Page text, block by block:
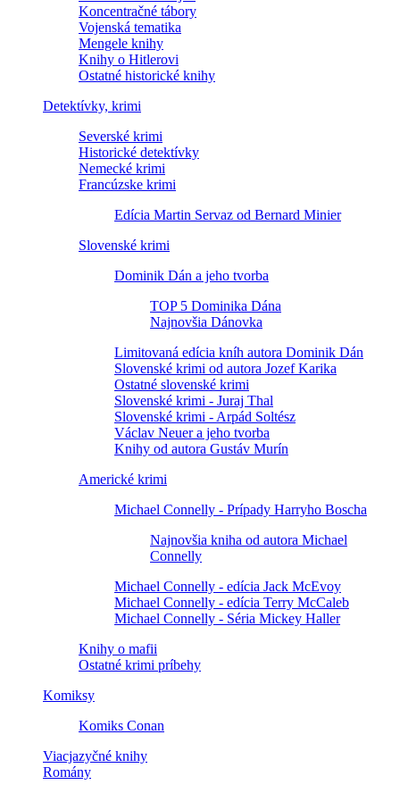
Koncentračné tábory
Vojenská tematika
Mengele knihy
Knihy o Hitlerovi
Ostatné historické knihy
Detektívky, krimi
Severské krimi
Historické detektívky
Nemecké krimi
Francúzske krimi
Edícia Martin Servaz od Bernard Minier
Slovenské krimi
Dominik Dán a jeho tvorba
TOP 5 Dominika Dána
Najnovšia Dánovka
Limitovaná edícia kníh autora Dominik Dán
Slovenské krimi od autora Jozef Karika
Ostatné slovenské krimi
Slovenské krimi - Juraj Thal
Slovenské krimi - Arpád Soltész
Václav Neuer a jeho tvorba
Knihy od autora Gustáv Murín
Americké krimi
Michael Connelly - Prípady Harryho Boscha
Najnovšia kniha od autora Michael
Connelly
Michael Connelly - edícia Jack McEvoy
Michael Connelly - edícia Terry McCaleb
Michael Connelly - Séria Mickey Haller
Knihy o mafii
Ostatné krimi príbehy
Komiksy
Komiks Conan
Viacjazyčné knihy
Romány